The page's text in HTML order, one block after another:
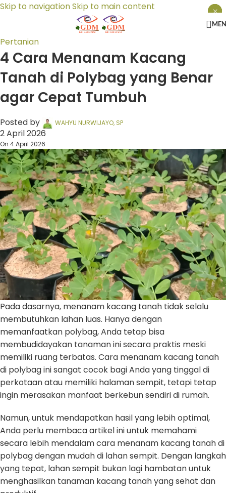
Skip to navigationSkip to main content
Pertanian
4 Cara Menanam Kacang
Tanah di Polybag yang Benar
agar Cepat Tumbuh
Posted by WAHYU NURWIJAYO, SP
2 April 2026
On 4 April 2026
Pada dasarnya, menanam kacang tanah tidak selalu
membutuhkan lahan luas. Hanya dengan
memanfaatkan polybag, Anda tetap bisa
membudidayakan tanaman ini secara praktis meski
memiliki ruang terbatas. Cara menanam kacang tanah
di polybag ini sangat cocok bagi Anda yang tinggal di
perkotaan atau memiliki halaman sempit, tetapi tetap
ingin merasakan manfaat berkebun sendiri di rumah.
Namun, untuk mendapatkan hasil yang lebih optimal,
Anda perlu membaca artikel ini untuk memahami
secara lebih mendalam cara menanam kacang tanah di
polybag dengan mudah di lahan sempit. Dengan langkah
yang tepat, lahan sempit bukan lagi hambatan untuk
menghasilkan tanaman kacang tanah yang sehat dan
×
×
×